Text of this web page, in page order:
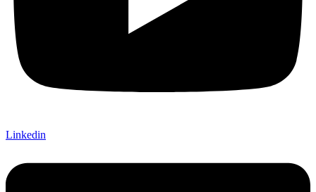
Linkedin